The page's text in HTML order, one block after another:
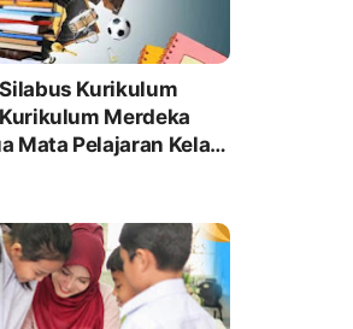
Kurikulum
Merdeka
Mata Pelajaran Kelas